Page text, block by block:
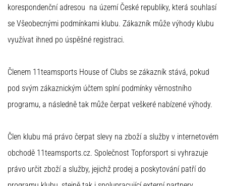
1 min. branja
Play
for
Victories
se
na
2025
uradnimi
dresi
korespondenční adresou na území České republiky, která souhlasí
se Všeobecnými podmínkami klubu. Zákazník může výhody klubu
využívat ihned po úspěšné registraci.
Členem 11teamsports House of Clubs se zákazník stává, pokud
pod svým zákaznickým účtem splní podmínky věrnostního
programu, a následně tak může čerpat veškeré nabízené výhody.
Člen klubu má právo čerpat slevy na zboží a služby v internetovém
obchodě 11teamsports.cz. Společnost Topforsport si vyhrazuje
právo určit zboží a služby, jejichž prodej a poskytování patří do